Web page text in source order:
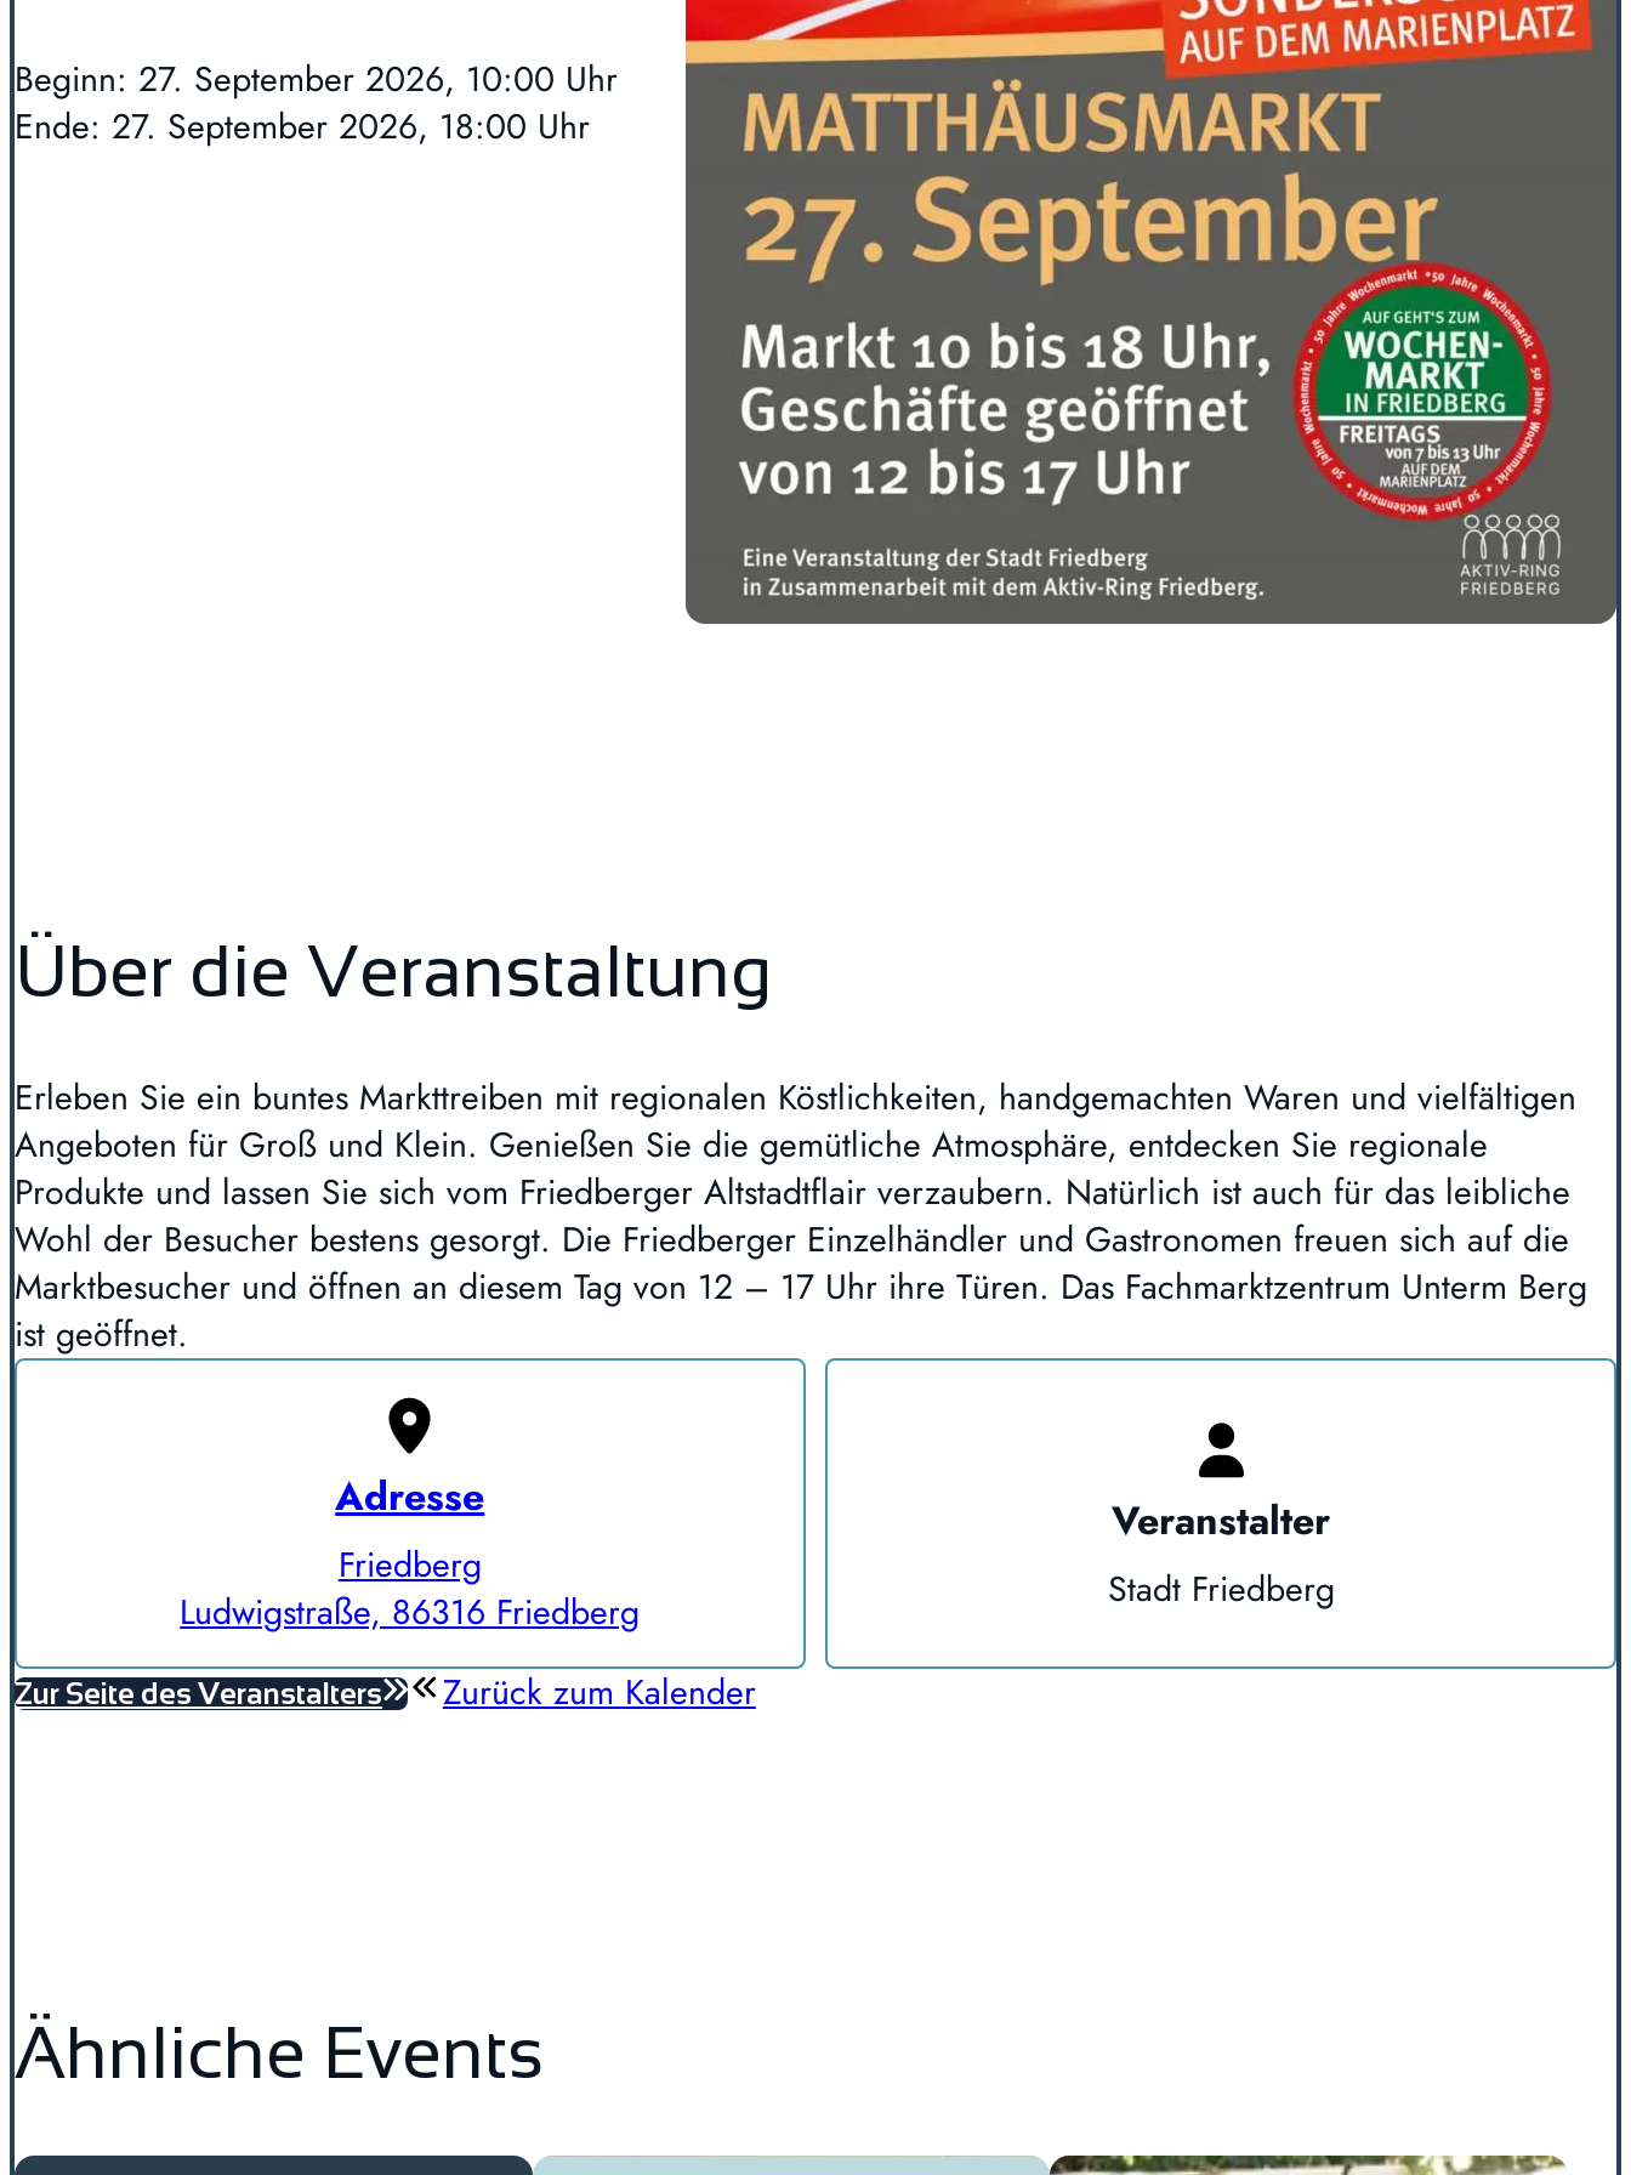
Beginn: 27. September 2026, 10:00 Uhr
Ende: 27. September 2026, 18:00 Uhr
Über die Veranstaltung
Erleben Sie ein buntes Markttreiben mit regionalen Köstlichkeiten, handgemachten Waren und vielfältigen
Angeboten für Groß und Klein. Genießen Sie die gemütliche Atmosphäre, entdecken Sie regionale
Produkte und lassen Sie sich vom Friedberger Altstadtflair verzaubern. Natürlich ist auch für das leibliche
Wohl der Besucher bestens gesorgt. Die Friedberger Einzelhändler und Gastronomen freuen sich auf die
Marktbesucher und öffnen an diesem Tag von 12 – 17 Uhr ihre Türen. Das Fachmarktzentrum Unterm Berg
ist geöffnet.
Adresse
Friedberg
Ludwigstraße, 86316 Friedberg
Veranstalter
Stadt Friedberg
Zur Seite des Veranstalters Zurück zum Kalender
Ähnliche Events